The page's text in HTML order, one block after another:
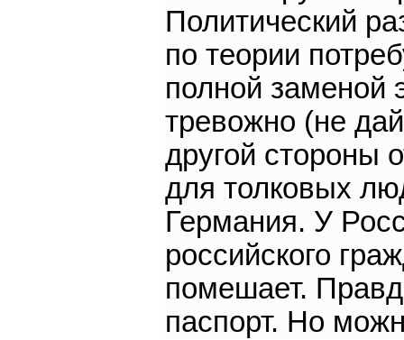
Политический
по теории
полной заменой
тревожно (не
другой стороны
для толковых
Германия. У
российского
помешает.
паспорт. Но